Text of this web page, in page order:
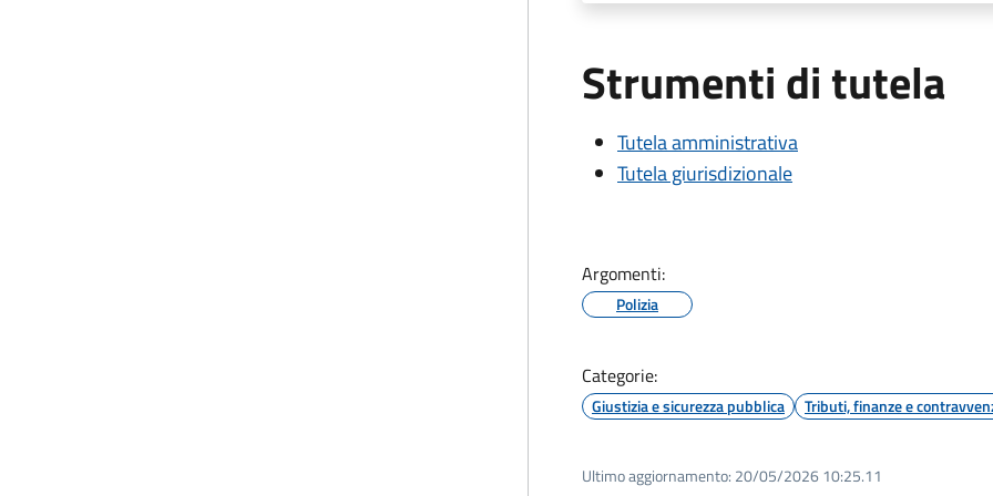
Strumenti di tutela
Tutela amministrativa
Tutela giurisdizionale
Argomenti:
Polizia
Categorie:
Giustizia e sicurezza pubblica Tributi, finanze e
Ultimo aggiornamento: 20/05/2026 10:25.11